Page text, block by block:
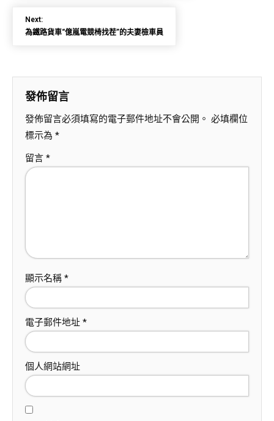
Next:
為鐵路貨車“億嵐電競椅找茬”的夫妻檢車員
發佈留言
發佈留言必須填寫的電子郵件地址不會公開。 必填欄位
標示為 *
留言 *
顯示名稱 *
電子郵件地址 *
個人網站網址